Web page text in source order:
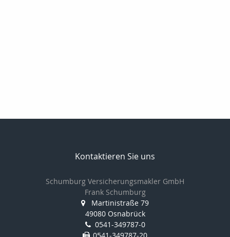
Kontaktieren Sie uns
Schumburg Versicherungsmakler GmbH
Frank Schumburg
Martinistraße 79
49080 Osnabrück
0541-349787-0